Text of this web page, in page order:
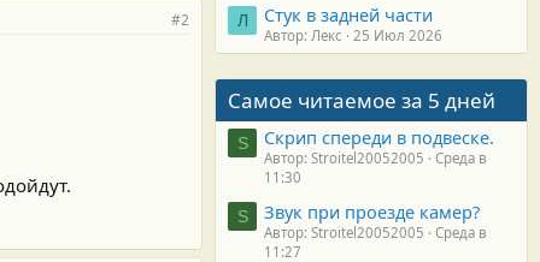
#2 Л Стук в задней части
Автор: Лекс 25 Июл 2026
Самое читаемое за 5 дней
S Скрип спереди в подвеске.
Автор: Stroitel20052005
Среда в
11:30
S Звук при проезде камер?
Автор: Stroitel20052005
Среда в
11:27